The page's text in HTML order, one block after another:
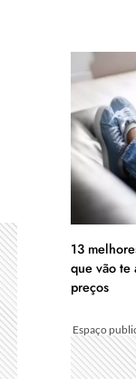
13
que vão te
preços